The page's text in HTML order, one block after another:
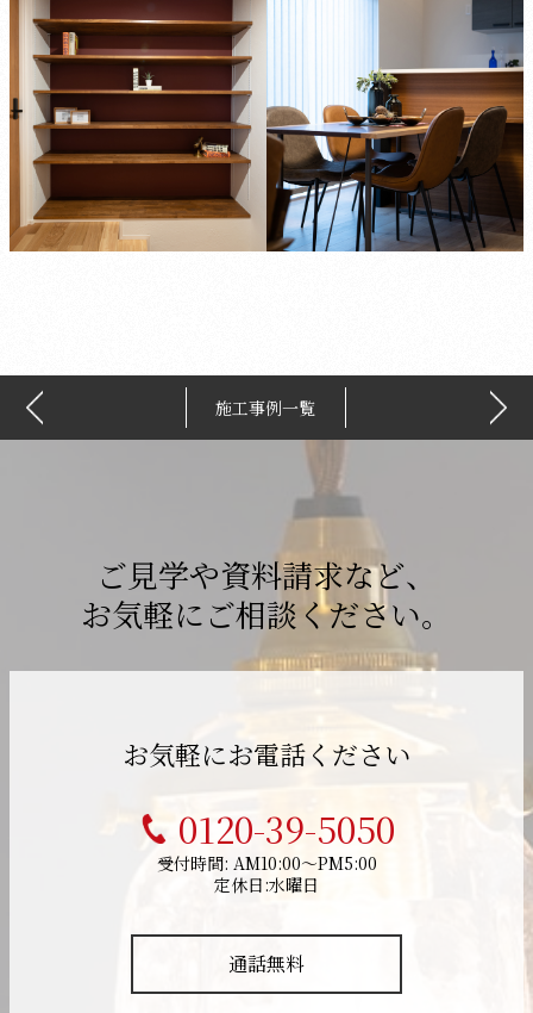
施工事例一覧
ご見学や資料請求など、
お気軽にご相談ください。
お気軽にお電話ください
0120-39-5050
受付時間: AM10:00～PM5:00
定休日:水曜日
通話無料